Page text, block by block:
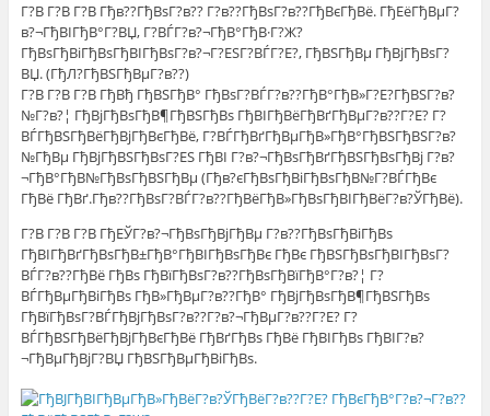
Г?В Г?В Г?В Гђв??ГђВѕГ?в?? Г?в??ГђВѕГ?в??ГђВєГђВё. ГђЕёГђВµГ?
в?¬ГђВІГђВ°Г?ВЏ, Г?ВЃГ?в?¬ГђВ°ГђВ·Г?Ж?
ГђВѕГђВіГђВѕГђВІГђВѕГ?в?¬Г?ЕЅГ?ВЃГ?Е?, ГђВЅГђВµ ГђВјГђВѕГ?
ВЏ. (ГђЛ?ГђВЅГђВµГ?в??)
Г?В Г?В Г?В ГђВђ ГђВЅГђВ° ГђВѕГ?ВЃГ?в??ГђВ°ГђВ»Г?Е?ГђВЅГ?в?
№Г?в?¦ ГђВјГђВѕГђВ¶ГђВЅГђВѕ ГђВІГђВёГђВґГђВµГ?в??Г?Е? Г?
ВЃГђВЅГђВёГђВјГђВєГђВё, Г?ВЃГђВґГђВµГђВ»ГђВ°ГђВЅГђВЅГ?в?
№ГђВµ ГђВјГђВЅГђВѕГ?ЕЅ ГђВІ Г?в?¬ГђВѕГђВґГђВЅГђВѕГђВј Г?в?
¬ГђВ°ГђВ№ГђВѕГђВЅГђВµ (Гђв?єГђВѕГђВіГђВѕГђВ№Г?ВЃГђВє
ГђВё ГђВґ.Гђв??ГђВѕГ?ВЃГ?в??ГђВёГђВ»ГђВѕГђВІГђВёГ?в?ЎГђВё).
Г?В Г?В Г?В ГђЕЎГ?в?¬ГђВѕГђВјГђВµ Г?в??ГђВѕГђВіГђВѕ
ГђВІГђВґГђВѕГђВ±ГђВ°ГђВІГђВѕГђВє ГђВє ГђВЅГђВѕГђВІГђВѕГ?
ВЃГ?в??ГђВё ГђВѕ ГђВїГђВѕГ?в??ГђВѕГђВїГђВ°Г?в?¦ Г?
ВЃГђВµГђВіГђВѕ ГђВ»ГђВµГ?в??ГђВ° ГђВјГђВѕГђВ¶ГђВЅГђВѕ
ГђВїГђВѕГ?ВЃГђВјГђВѕГ?в??Г?в?¬ГђВµГ?в??Г?Е? Г?
ВЃГђВЅГђВёГђВјГђВєГђВё ГђВґГђВѕ ГђВё ГђВІГђВѕ ГђВІГ?в?
¬ГђВµГђВјГ?ВЏ ГђВЅГђВµГђВіГђВѕ.